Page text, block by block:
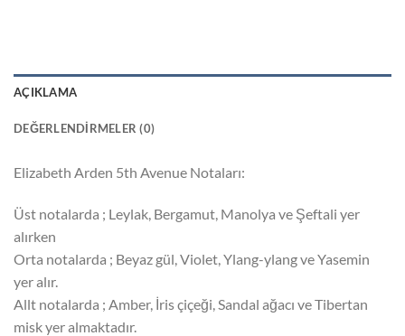
AÇIKLAMA
DEĞERLENDIRMELER (0)
Elizabeth Arden 5th Avenue Notaları:
Üst notalarda ; Leylak, Bergamut, Manolya ve Şeftali yer
alırken
Orta notalarda ; Beyaz gül, Violet, Ylang-ylang ve Yasemin
yer alır.
Allt notalarda ; Amber, İris çiçeği, Sandal ağacı ve Tibertan
misk yer almaktadır.